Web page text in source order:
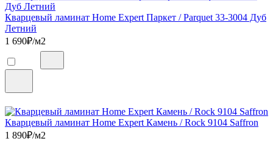
Кварцевый ламинат Home Expert Паркет / Parquet 33-3004 Дуб
Летний
1 690₽/м2
Кварцевый ламинат Home Expert Камень / Rock 9104 Saffron
1 890₽/м2